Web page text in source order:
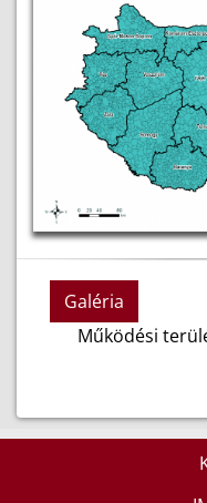
Galéria
Működési